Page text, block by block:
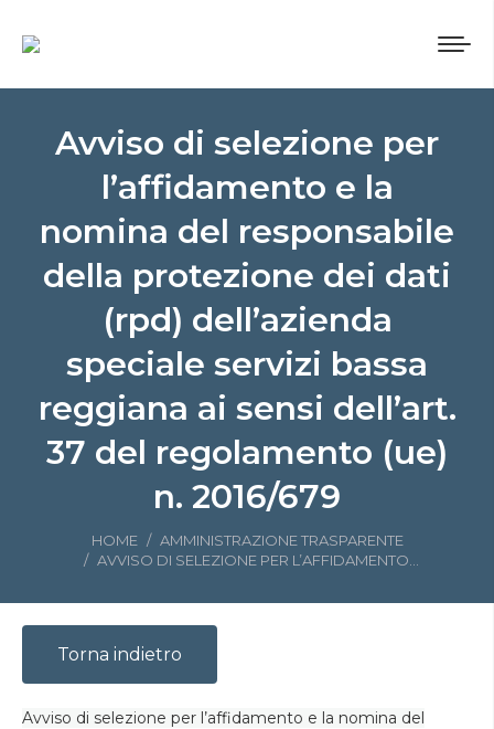
Avviso di selezione per
l’affidamento e la
nomina del responsabile
della protezione dei dati
(rpd) dell’azienda
speciale servizi bassa
reggiana ai sensi dell’art.
37 del regolamento (ue)
n. 2016/679
Tu sei qui:
HOME
AMMINISTRAZIONE TRASPARENTE
AVVISO DI SELEZIONE PER L’AFFIDAMENTO…
Torna indietro
Avviso di selezione per l’affidamento e la nomina del